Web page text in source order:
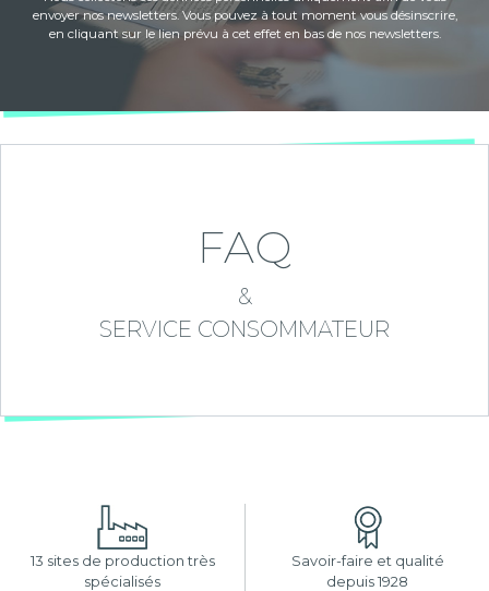
envoyer nos newsletters. Vous pouvez à tout moment vous désinscrire,
en cliquant sur le lien prévu à cet effet en bas de nos newsletters.
FAQ
&
SERVICE CONSOMMATEUR
13 sites de production très
spécialisés
Savoir-faire et qualité
depuis 1928